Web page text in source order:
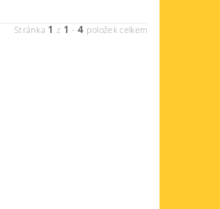
Stránka 1 z 1 -4 položek celkem